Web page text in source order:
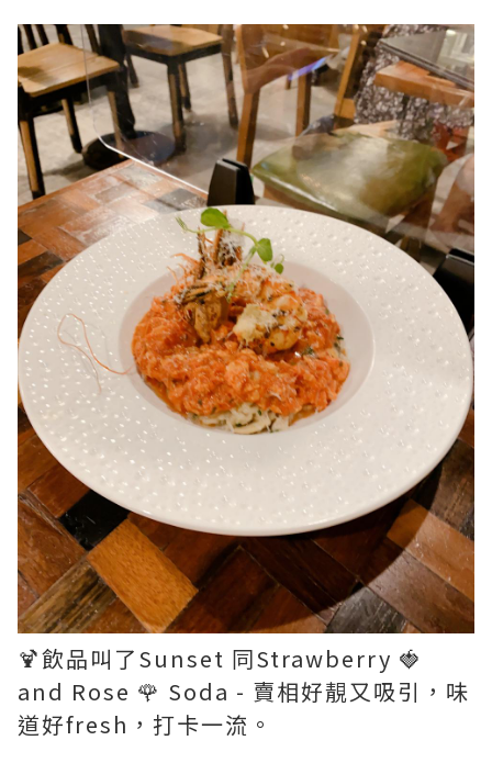
🍹飲品叫了Sunset 同Strawberry 🍓
and Rose 🌹 Soda - 賣相好靚又吸引，味
道好fresh，打卡一流。